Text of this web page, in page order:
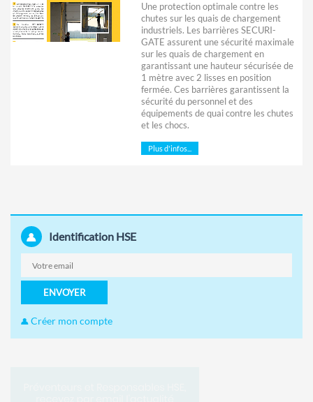
Une protection optimale contre les
chutes sur les quais de chargement
industriels. Les barrières SECURI-
GATE assurent une sécurité maximale
sur les quais de chargement en
garantissant une hauteur sécurisée de
1 mètre avec 2 lisses en position
fermée. Ces barrières garantissent la
sécurité du personnel et des
équipements de quai contre les chutes
et les chocs.
Plus d'infos...
Identification HSE
ENVOYER
Créer mon compte